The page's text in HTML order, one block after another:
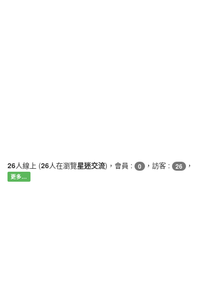
26人線上 (26人在瀏覽星迷交流)，會員 : 0 ，訪客 : 26 ，
更多…